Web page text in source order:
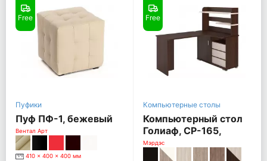
Free
Пуфики
Пуф ПФ-1, бежевый
Вентал Арт
410 x 400 x 400 мм
Free
Компьютерные столы
Компьютерный стол
Голиаф, СР-165,
Правый, венге /
карамель
Мэрдэс